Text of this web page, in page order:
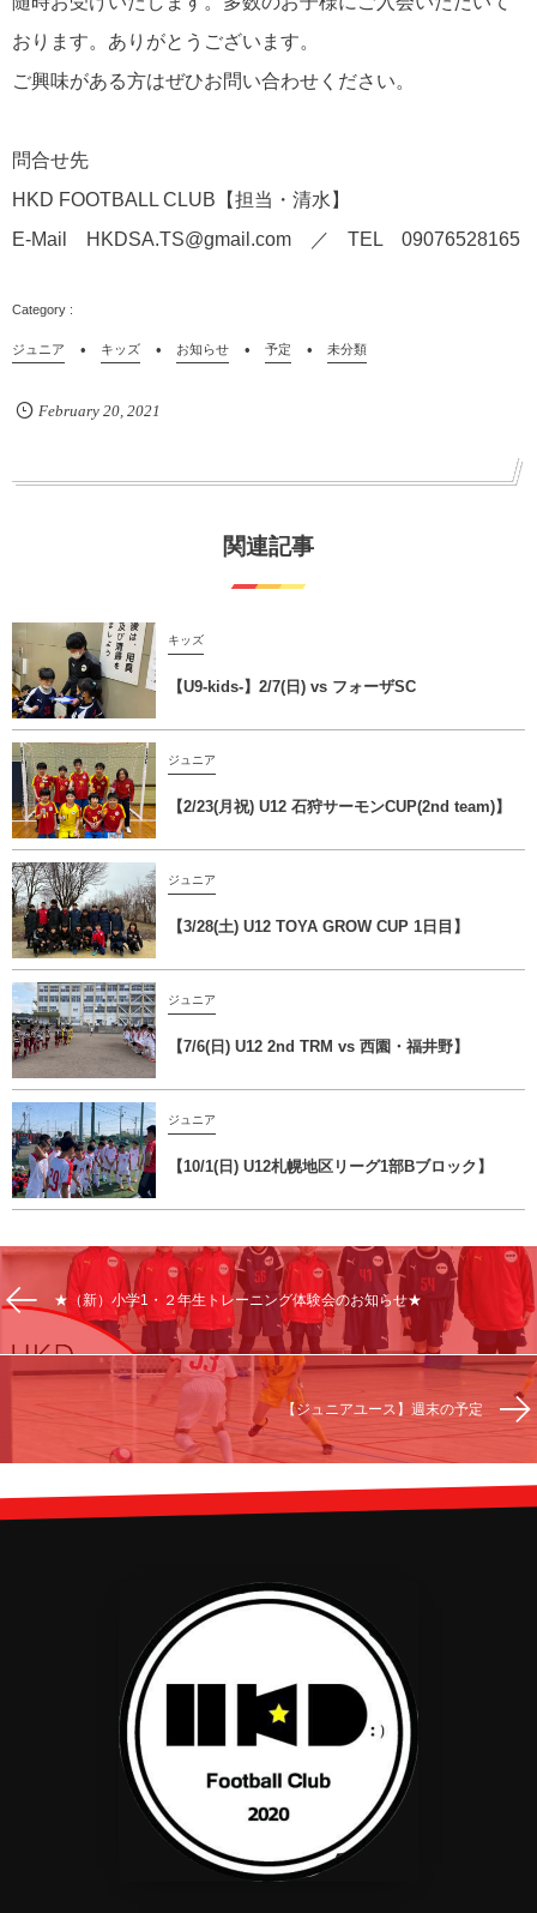
おります。ありがとうございます。
ご興味がある方はぜひお問い合わせください。
問合せ先
HKD FOOTBALL CLUB【担当・清水】
E-Mail HKDSA.TS@gmail.com ／ TEL 09076528165
ジュニア キッズ お知らせ 予定 未分類
February 20, 2021
関連記事
キッズ
【U9-kids-】2/7(日) vs フォーザSC
ジュニア
【2/23(月祝) U12 石狩サーモンCUP(2nd team)】
ジュニア
【3/28(土) U12 TOYA GROW CUP 1日目】
ジュニア
【7/6(日) U12 2nd TRM vs 西園・福井野】
ジュニア
【10/1(日) U12札幌地区リーグ1部Bブロック】
★（新）小学1・２年生トレーニング体験会のお知らせ★
【ジュニアユース】週末の予定